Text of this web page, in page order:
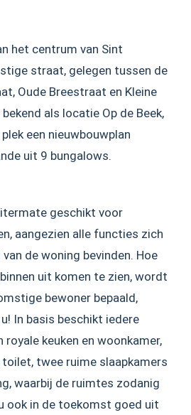
het centrum van Sint
straat, gelegen tussen de
Oude Breestraat en Kleine
als locatie Op de Beek,
een nieuwbouwplan
uit 9 bungalows.
geschikt voor
aangezien alle functies zich
de woning bevinden. Hoe
uit komen te zien, wordt
bewoner bepaald,
In basis beschikt iedere
royale keuken en woonkamer,
toilet, twee ruime slaapkamers
waarbij de ruimtes zodanig
ook in de toekomst goed uit